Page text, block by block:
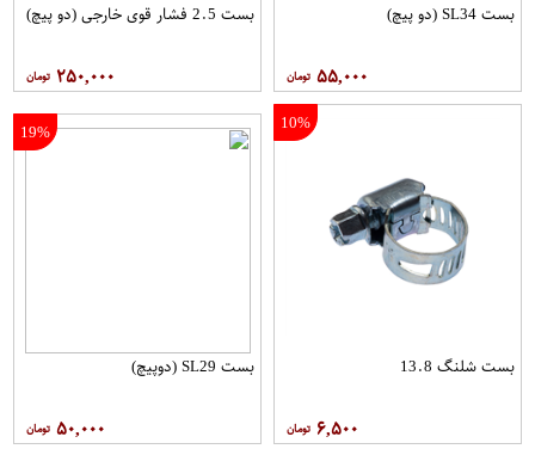
بست SL34 (دو پیچ)
۵۵,۰۰۰
بست 2.5 فشار قوی خارجی (دو پیچ)
۲۵۰,۰۰۰
10%
بست شلنگ 13.8
۶,۵۰۰
19%
بست SL29 (دوپیچ)
۵۰,۰۰۰